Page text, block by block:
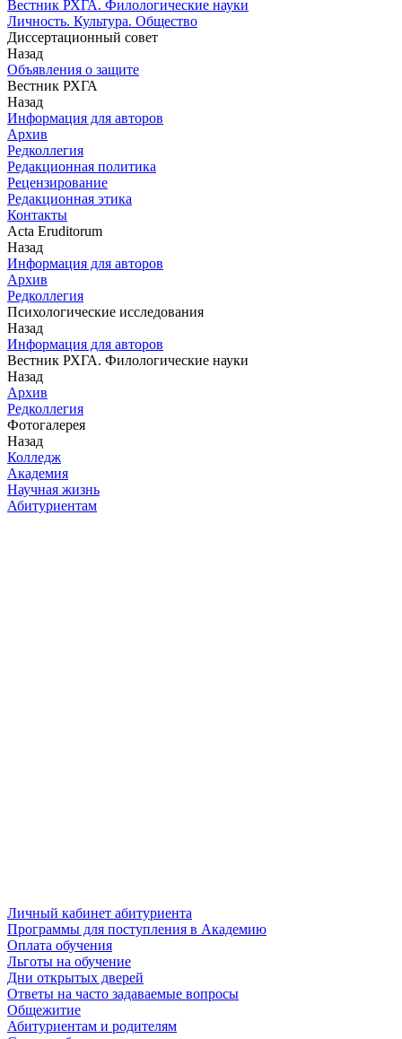
Вестник РХГА. Филологические науки
Личность. Культура. Общество
Диссертационный совет
Назад
Объявления о защите
Вестник РХГА
Назад
Информация для авторов
Архив
Редколлегия
Редакционная политика
Рецензирование
Редакционная этика
Контакты
Acta Eruditorum
Назад
Информация для авторов
Архив
Редколлегия
Психологические исследования
Назад
Информация для авторов
Вестник РХГА. Филологические науки
Назад
Архив
Редколлегия
Фотогалерея
Назад
Колледж
Академия
Научная жизнь
Абитуриентам
Личный кабинет абитуриента
Программы для поступления в Академию
Оплата обучения
Льготы на обучение
Дни открытых дверей
Ответы на часто задаваемые вопросы
Общежитие
Абитуриентам и родителям